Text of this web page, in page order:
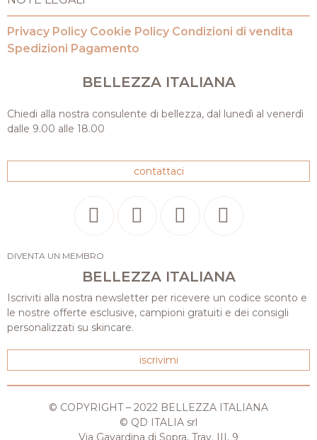
BELLEZZA ITALIANA
Chiedi alla nostra consulente di bellezza, dal lunedì al venerdì
dalle 9.00 alle 18.00
contattaci
Privacy Policy Cookie Policy Condizioni di vendita
Spedizioni Pagamento
DIVENTA UN MEMBRO
BELLEZZA ITALIANA
Iscriviti alla nostra newsletter per ricevere un codice sconto e
le nostre offerte esclusive, campioni gratuiti e dei consigli
personalizzati su skincare.
iscrivimi
© COPYRIGHT – 2022 BELLEZZA ITALIANA
© QD ITALIA srl
Via Gavardina di Sopra, Trav. III, 9